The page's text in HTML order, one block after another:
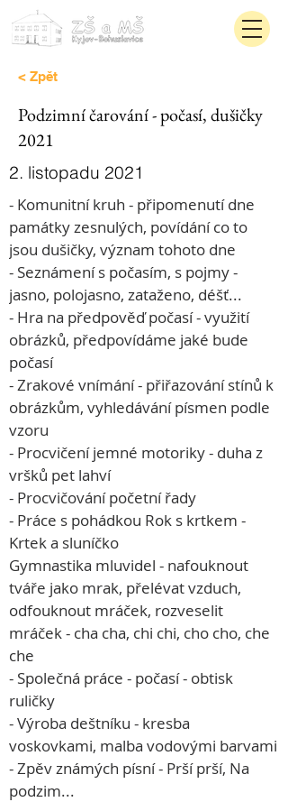
< Zpět
Podzimní čarování - počasí, dušičky
2021
2. listopadu 2021
- Komunitní kruh - připomenutí dne
památky zesnulých, povídání co to
jsou dušičky, význam tohoto dne
- Seznámení s počasím, s pojmy -
jasno, polojasno, zataženo, déšť...
- Hra na předpověď počasí - využití
obrázků, předpovídáme jaké bude
počasí
- Zrakové vnímání - přiřazování stínů k
obrázkům, vyhledávání písmen podle
vzoru
- Procvičení jemné motoriky - duha z
vršků pet lahví
- Procvičování početní řady
- Práce s pohádkou Rok s krtkem -
Krtek a sluníčko
Gymnastika mluvidel - nafouknout
tváře jako mrak, přelévat vzduch,
odfouknout mráček, rozveselit
mráček - cha cha, chi chi, cho cho, che
che
- Společná práce - počasí - obtisk
ruličky
- Výroba deštníku - kresba
voskovkami, malba vodovými barvami
- Zpěv známých písní - Prší prší, Na
podzim...